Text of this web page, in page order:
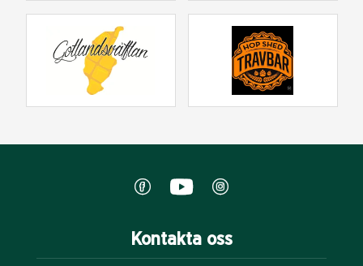
Kontakta oss